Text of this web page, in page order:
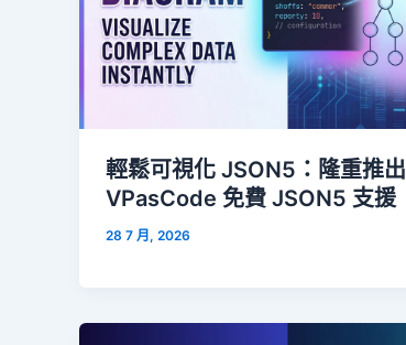
輕鬆可視化 JSON5：隆重推出
VPasCode 免費 JSON5 支援
28 7 月, 2026